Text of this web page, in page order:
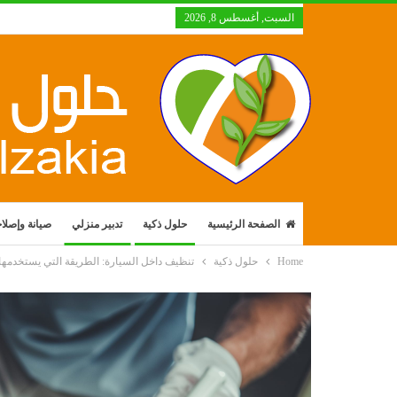
السبت, أغسطس 8, 2026
الصفحة الرئيسية حلول ذكية تدبير منزلي صيانة
Home حلول ذكية تنظيف داخل السيارة: الطريقة التي